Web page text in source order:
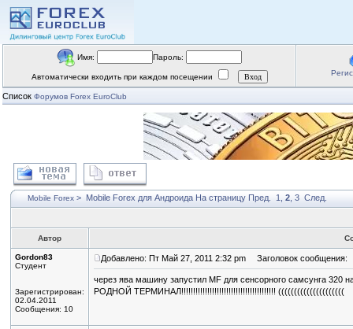
Имя: Пароль:
Автоматически входить при каждом посещении
Список Форумов Forex EuroClub
Mobile Forex > Mobile Forex для Андроида На страницу Пред. 1 2 3 След.
Автор
Gordon83
Студент
Зарегистрирован:
02.04.2011
Сообщения: 10
Добавлено: Пт Май 27, 2011 2:32 pm Заголовок сообщения:
через ява машину запустил MF для сенсорного самсунга
РОДНОЙ ТЕРМИНАЛ!!!!!!!!!!!!!!!!!!!!!!!!!!!!!!!!!!!!!!!! (((((((((((((((((((((